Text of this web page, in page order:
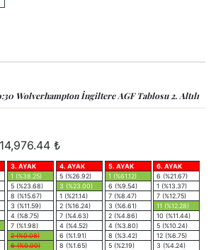
Wolverhampton İngiltere AGF Tablosu 2. Altılı
14,976.44 ₺
3. AYAK
1 (%38.25)
5 (%23.68)
8 (%15.67)
3 (%11.59)
4 (%8.75)
7 (%1.98)
2 (%0.08)
6 (%0.00)
4. AYAK
5 (%26.92)
3 (%23.00)
1 (%21.14)
2 (%16.24)
7 (%4.63)
4 (%4.52)
6 (%1.91)
8 (%1.65)
5. AYAK
1 (%61.12)
6 (%9.54)
7 (%8.47)
3 (%6.61)
2 (%4.86)
4 (%3.80)
8 (%3.42)
5 (%2.19)
6. AYAK
6 (%21.67)
1 (%13.37)
7 (%12.75)
11 (%12.28)
10 (%11.44)
5 (%10.24)
12 (%6.75)
3 (%4.24)